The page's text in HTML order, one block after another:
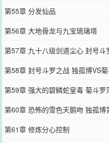
第55章 分发仙品
第56章 大地骨龙与九宝琉璃塔
第57章 九十八级剑道尘心 封号斗
第58章 封号斗罗之战 独孤博VS
第59章 强大的碧鳞蛇皇毒 菊斗罗
第60章 恐怖的雪色天鹅吻 独孤博
第61章 修炼分心控制